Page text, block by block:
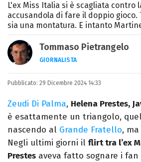
L'ex Miss Italia si è scagliata contro
accusandola di fare il doppio gioco.
sia una montatura. E intanto
Tommaso Pietrangelo
GIORNALISTA
Autore, giornalista,
cinema, poesia e
canzoni e ama i gatti.
Pubblicato: 29 Dicembre 2024 14:33
Zeudi Di Palma, Helena Prestes,
è esattamente un triangolo,
nascendo al Grande Fratello,
Negli ultimi giorni il flirt tra l’ex
Prestes aveva fatto sognare i